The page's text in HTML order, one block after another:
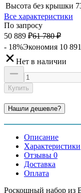
Высота без крышки
Все характеристики
По запросу
50 889 ₽61 780 ₽
- 18%Экономия 10 891
Нет в наличии
Купить
Описание
Характеристики
Отзывы 0
Доставка
Оплата
Роскошный набор из